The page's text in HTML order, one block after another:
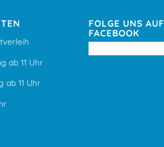
ab 11 Uhr
ab 11 Uhr
FOLGE UNS AUF
FACEBOOK